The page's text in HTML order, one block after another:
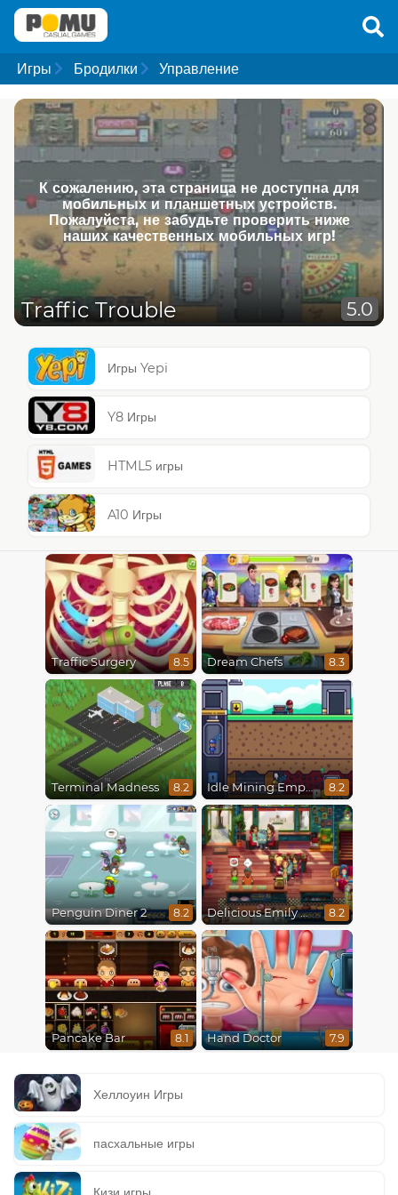
Игры Бродилки Управление
К сожалению, эта страница не доступна для
мобильных и планшетных устройств.
Пожалуйста, не забудьте проверить ниже
наших качественных мобильных игр!
Traffic Trouble 5.0
Игры Yepi
Y8 Игры
HTML5 игры
A10 Игры
Traffic Surgery 8.5 Dream Chefs 8.3
Terminal Madness 8.2 Idle Mining Empire 8.2
Penguin Diner 2 8.2 Delicious Emily New Beginning 8.2
Pancake Bar 8.1 Hand Doctor 7.9
Хеллоуин Игры
пасхальные игры